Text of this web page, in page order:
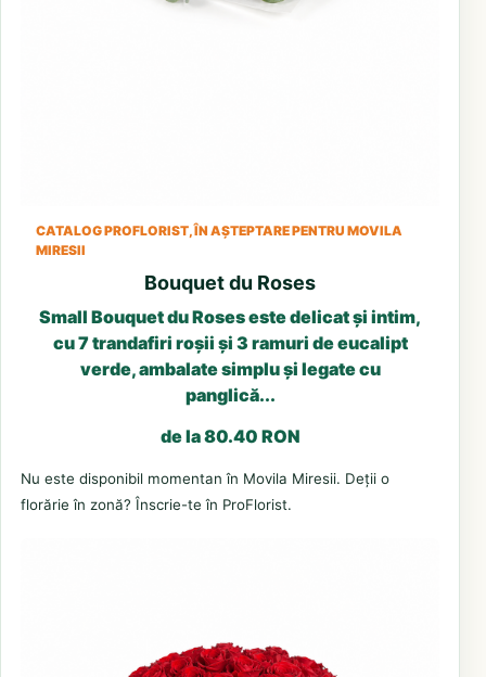
CATALOG PROFLORIST, ÎN AȘTEPTARE PENTRU MOVILA
MIRESII
Bouquet du Roses
Small Bouquet du Roses este delicat și intim,
cu 7 trandafiri roșii și 3 ramuri de eucalipt
verde, ambalate simplu și legate cu
panglică...
de la 80.40 RON
Nu este disponibil momentan în Movila Miresii. Deții o
florărie în zonă? Înscrie-te în ProFlorist.